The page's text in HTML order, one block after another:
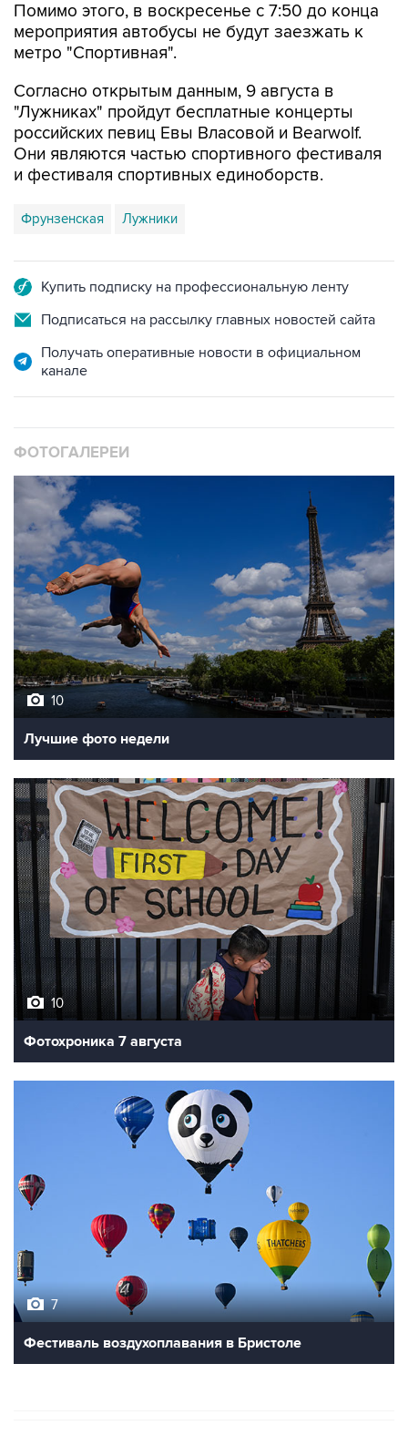
Помимо этого, в воскресенье с 7:50 до конца
мероприятия автобусы не будут заезжать к
метро "Спортивная".
Согласно открытым данным, 9 августа в
"Лужниках" пройдут бесплатные концерты
российских певиц Евы Власовой и Bearwolf.
Они являются частью спортивного фестиваля
и фестиваля спортивных единоборств.
Фрунзенская Лужники
Купить подписку на профессиональную ленту
Подписаться на рассылку главных новостей сайта
Получать оперативные новости в официальном
канале
ФОТОГАЛЕРЕИ
10
Лучшие фото недели
10
Фотохроника 7 августа
7
Фестиваль воздухоплавания в Бристоле